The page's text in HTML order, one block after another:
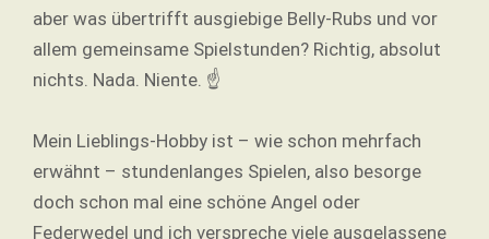
aber was übertrifft ausgiebige Belly-Rubs und vor
allem gemeinsame Spielstunden? Richtig, absolut
nichts. Nada. Niente. ☝️
Mein Lieblings-Hobby ist – wie schon mehrfach
erwähnt – stundenlanges Spielen, also besorge
doch schon mal eine schöne Angel oder
Federwedel und ich verspreche viele ausgelassene